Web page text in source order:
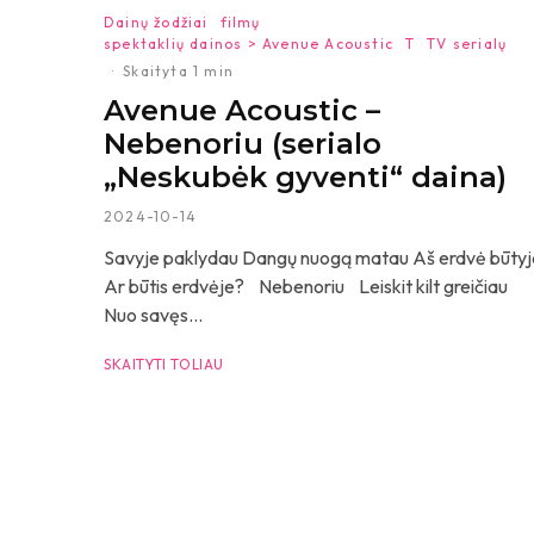
Dainų žodžiai
filmų
spektaklių dainos > Avenue Acoustic
T
TV serialų
· Skaityta 1 min
Avenue Acoustic –
Nebenoriu (serialo
„Neskubėk gyventi“ daina)
2024-10-14
Savyje paklydau Dangų nuogą matau Aš erdvė
Ar būtis erdvėje? Nebenoriu Leiskit kilt greičiau
Nuo savęs...
SKAITYTI TOLIAU